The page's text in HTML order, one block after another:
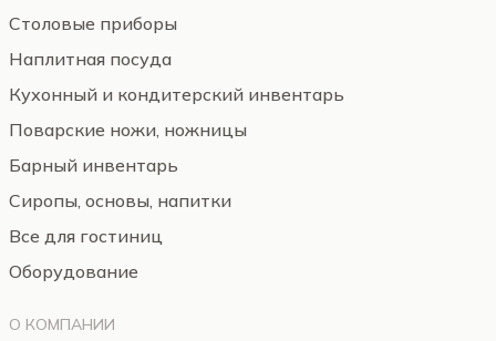
Столовые приборы
Наплитная посуда
Кухонный и кондитерский инвентарь
Поварские ножи, ножницы
Барный инвентарь
Сиропы, основы, напитки
Все для гостиниц
Оборудование
О КОМПАНИИ